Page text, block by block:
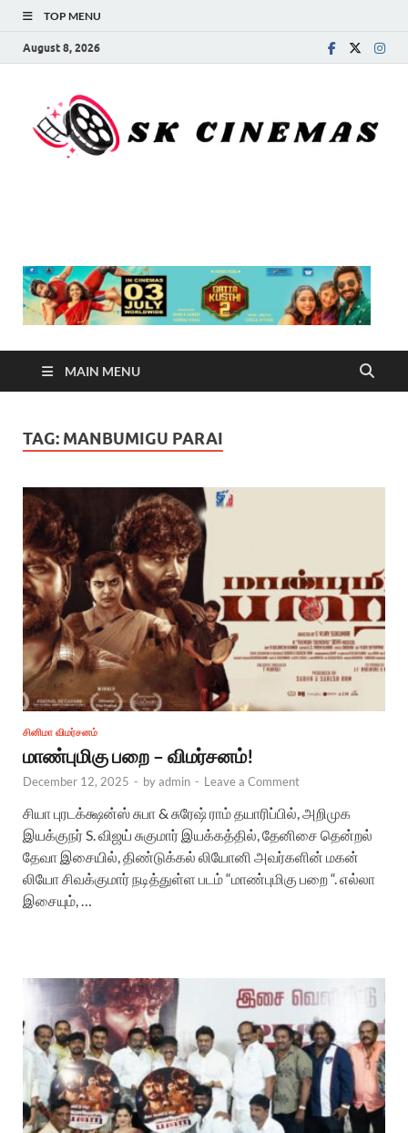
TOP MENU
August 8, 2026
MAIN MENU
TAG: MANBUMIGU PARAI
சினிமா விமர்சனம்
மாண்புமிகு பறை – விமர்சனம்!
December 12, 2025 - byadmin - Leave a Comment
சியா புரடக்க்ஷன்ஸ் சுபா & சுரேஷ் ராம் தயாரிப்பில், அறிமுக
இயக்குநர் S. விஜய் சுகுமார் இயக்கத்தில், தேனிசை தென்றல்
தேவா இசையில், திண்டுக்கல் லியோனி அவர்களின் மகன்
லியோ சிவக்குமார் நடித்துள்ள படம் “மாண்புமிகு பறை “. எல்லா
இசையும், …